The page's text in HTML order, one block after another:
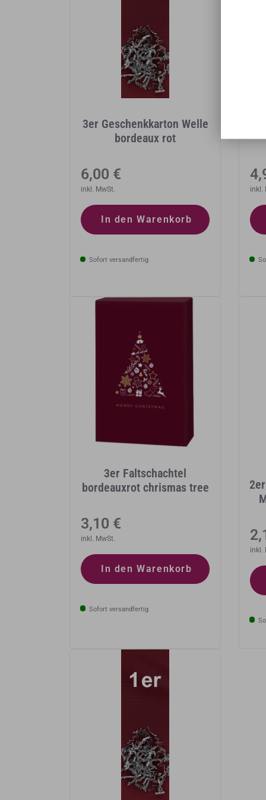
3er Geschenkkarton Welle
bordeaux rot
Normaler
Preis
6,00 €
inkl. MwSt.
In den Warenkorb
Sofort versandfertig
inkl.
3er Faltschachtel
bordeauxrot chrismas tree
Normaler
Preis
3,10 €
inkl. MwSt.
In den Warenkorb
Sofort versandfertig
inkl.